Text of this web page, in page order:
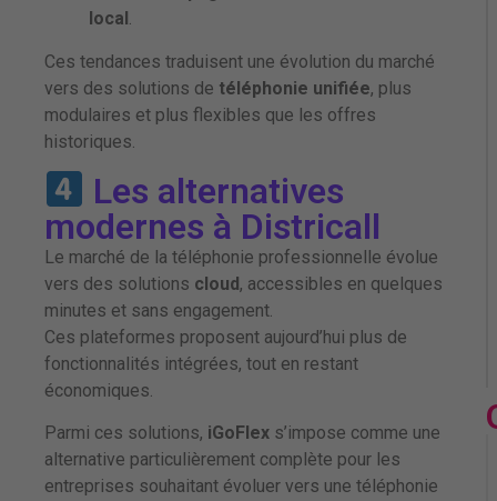
local .
Ces tendances traduisent une évolution du marché
vers des solutions de téléphonie unifiée, plus
modulaires et plus flexibles que les offres
historiques.
Les alternatives
modernes à Districall
Le marché de la téléphonie professionnelle évolue
vers des solutions cloud, accessibles en quelques
minutes et sans engagement.
Ces plateformes proposent aujourd’hui plus de
fonctionnalités intégrées, tout en restant
économiques.
Parmi ces solutions, iGoFlex s’impose comme une
alternative particulièrement complète pour les
entreprises souhaitant évoluer vers une téléphonie